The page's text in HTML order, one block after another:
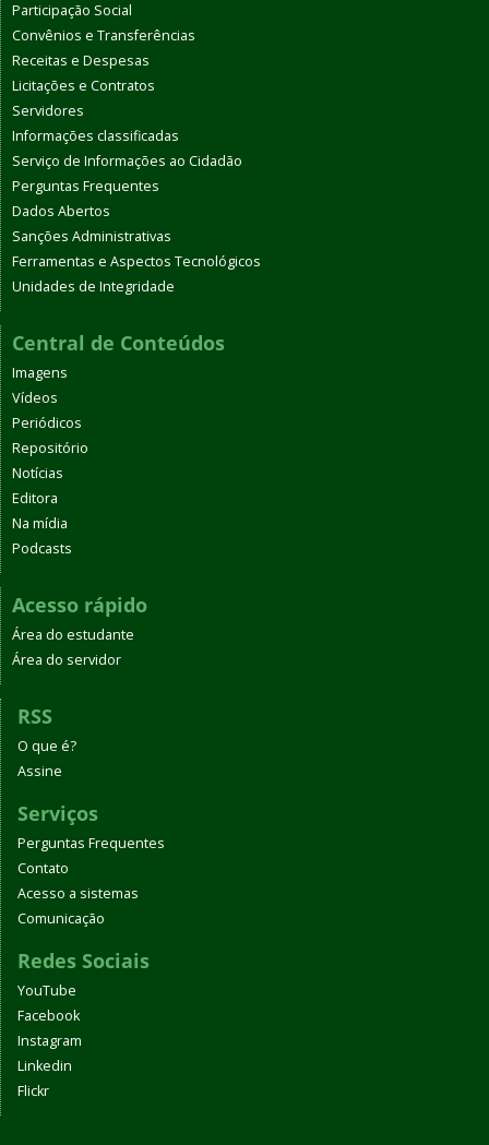
Participação Social
Convênios e Transferências
Receitas e Despesas
Licitações e Contratos
Servidores
Informações classificadas
Serviço de Informações ao Cidadão
Perguntas Frequentes
Dados Abertos
Sanções Administrativas
Ferramentas e Aspectos Tecnológicos
Unidades de Integridade
Central de Conteúdos
Imagens
Vídeos
Periódicos
Repositório
Notícias
Editora
Na mídia
Podcasts
Acesso rápido
Área do estudante
Área do servidor
RSS
O que é?
Assine
Serviços
Perguntas Frequentes
Contato
Acesso a sistemas
Comunicação
Redes Sociais
YouTube
Facebook
Instagram
Linkedin
Flickr